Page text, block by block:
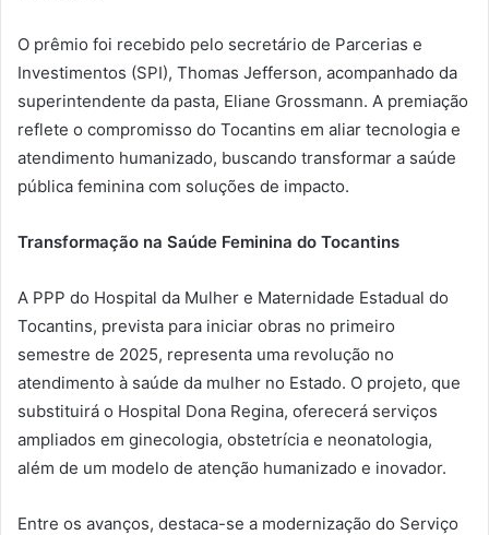
O prêmio foi recebido pelo secretário de Parcerias e
Investimentos (SPI), Thomas Jefferson, acompanhado da
superintendente da pasta, Eliane Grossmann. A premiação
reflete o compromisso do Tocantins em aliar tecnologia e
atendimento humanizado, buscando transformar a saúde
pública feminina com soluções de impacto.
Transformação na Saúde Feminina do Tocantins
A PPP do Hospital da Mulher e Maternidade Estadual do
Tocantins, prevista para iniciar obras no primeiro
semestre de 2025, representa uma revolução no
atendimento à saúde da mulher no Estado. O projeto, que
substituirá o Hospital Dona Regina, oferecerá serviços
ampliados em ginecologia, obstetrícia e neonatologia,
além de um modelo de atenção humanizado e inovador.
Entre os avanços, destaca-se a modernização do Serviço